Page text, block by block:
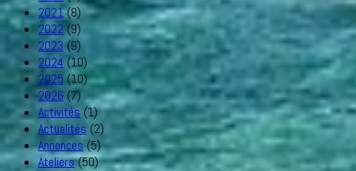
2021(8)
2022(9)
2023(9)
2024(10)
2025(10)
2026 (7)
Activités (1)
Actualités (2)
Annonces(5)
Ateliers(50)